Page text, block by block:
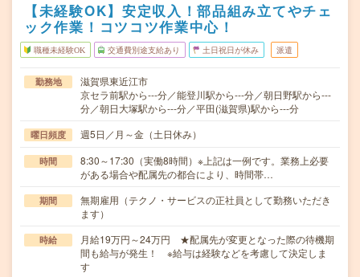
【未経験OK】安定収入！部品組み立てやチェ
ック作業！コツコツ作業中心！
職種未経験OK 交通費別途支給あり 土日祝日が休み 派遣
勤務地
滋賀県東近江市
京セラ前駅から---分／能登川駅から---分／朝日野駅から---
分／朝日大塚駅から---分／平田(滋賀県)駅から---分
曜日頻度 週5日／月～金（土日休み）
時間
8:30～17:30（実働8時間）※上記は一例です。業務上必要
がある場合や配属先の都合により、時間帯…
期間
無期雇用（テクノ・サービスの正社員として勤務いただき
ます）
時給
月給19万円～24万円 ★配属先が変更となった際の待機期
間も給与が発生！ ※給与は経験などを考慮して決定しま
す